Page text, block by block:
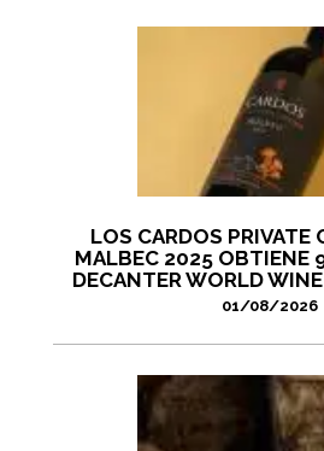
LOS CARDOS PRIVATE
MALBEC 2025 OBTIENE
DECANTER WORLD
01/08/2026